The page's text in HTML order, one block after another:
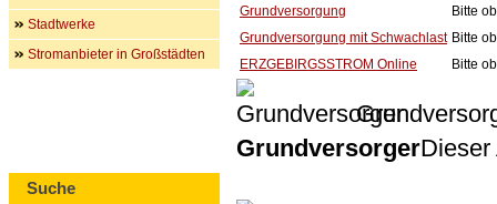
Grundversorgung
Bitte
Grundversorgung mit Schwachlast Bitte
ERZGEBIRGSSTROM Online
Bitte
GrundversorgerDieser
Stadtwerke
Stromanbieter in Großstädten
Suche